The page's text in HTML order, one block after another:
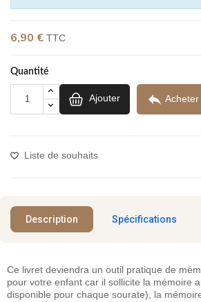
6,90 € TTC
Quantité
Ajouter 
Liste de souhaits
Description Spécifications
Ce livret deviendra un outil pratique de
pour votre enfant car il sollicite la mémoire
disponible pour chaque sourate), la